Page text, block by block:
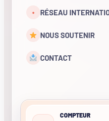
• RÉSEAU
NOUS SOUTENIR
CONTACT
COMPTEUR